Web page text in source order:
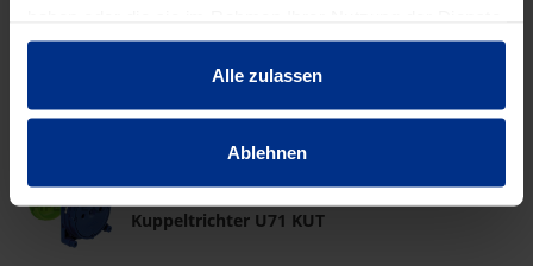
gesammelt haben.
Alle zulassen
Ablehnen
Kuppeltrichter U71 KUT